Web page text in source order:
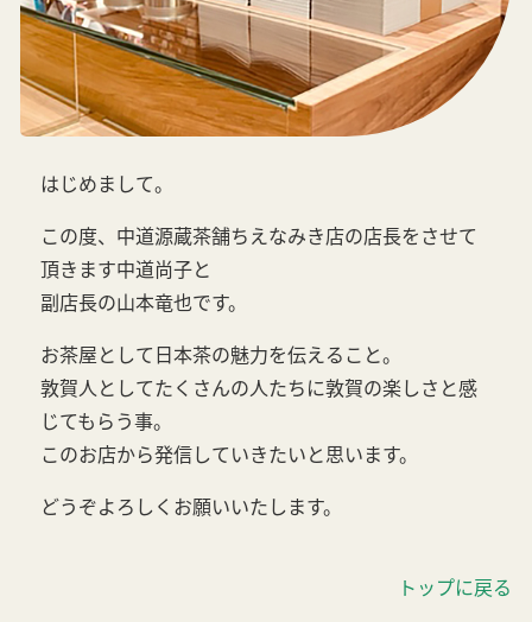
はじめまして。
この度、中道源蔵茶舗ちえなみき店の店長をさせて
頂きます中道尚子と
副店長の山本竜也です。
お茶屋として日本茶の魅力を伝えること。
敦賀人としてたくさんの人たちに敦賀の楽しさと感
じてもらう事。
このお店から発信していきたいと思います。
どうぞよろしくお願いいたします。
トップに戻る